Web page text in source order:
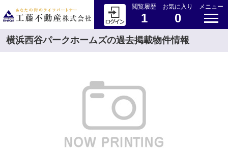
閲覧履歴
1
お気に入り
0
メニュー
横浜西谷パークホームズの過去掲載物件情報